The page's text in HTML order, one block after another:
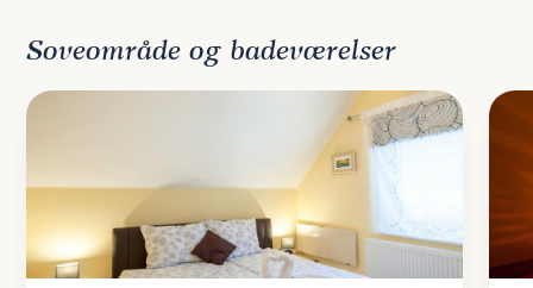
Soveområde og badeværelser